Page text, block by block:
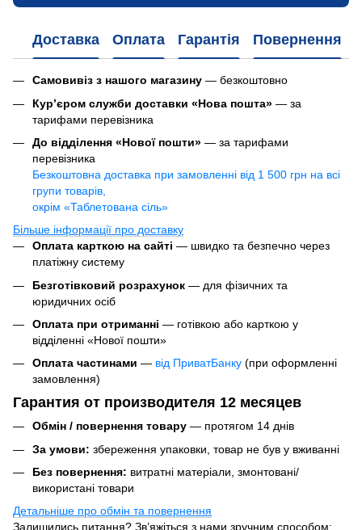
Доставка Оплата Гарантія Повернення
Самовивіз з нашого магазину — безкоштовно
Кур’єром служби доставки «Нова пошта» — за
тарифами перевізника
До відділення «Нової пошти» — за тарифами
перевізника
Безкоштовна доставка при замовленні від 1 500 грн на всі
групи товарів,
окрім «Таблетована сіль»
Більше інформації про доставку
Оплата карткою на сайті — швидко та безпечно через
платіжну систему
Безготівковий розрахунок — для фізичних та
юридичних осіб
Оплата при отриманні — готівкою або карткою у
відділенні «Нової пошти»
Оплата частинами — від ПриватБанку (при оформленні
замовлення)
Гарантия от производителя 12 месяцев
Обмін / повернення товару — протягом 14 днів
За умови: збереження упаковки, товар не був у вживанні
Без повернення: витратні матеріали, змонтовані/
використані товари
Детальніше про обмін та повернення
Залишились питання? Зв’яжіться з нами зручним способом: